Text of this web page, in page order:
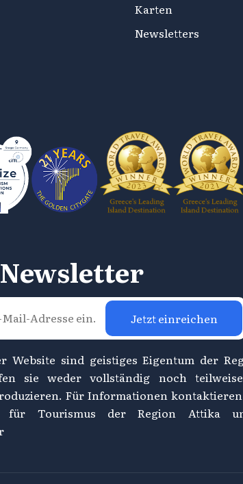
Karten
Newsletters
Newsletter
Jetzt einreichen
Website sind geistiges Eigentum der
sie weder vollständig noch
Für Informationen kontaktieren
Tourismus der Region Attika